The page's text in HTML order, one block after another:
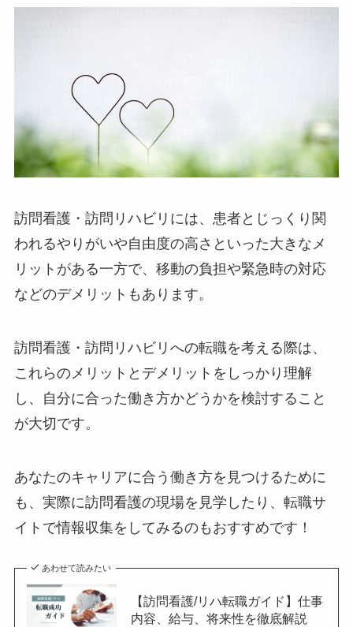
訪問看護・訪問リハビリには、患者とじっくり関
われるやりがいや自由度の高さといった大きなメ
リットがある一方で、移動の負担や緊急時の対応
などのデメリットもあります。
訪問看護・訪問リハビリへの転職を考える際は、
これらのメリットとデメリットをしっかり理解
し、自分に合った働き方かどうかを検討すること
が大切です。
あなたのキャリアに合う働き方を見つけるために
も、実際に訪問看護の現場を見学したり、転職サ
イトで情報収集をしてみるのもおすすめです！
あわせて読みたい
【訪問看護/リハ転職ガイド】仕事
内容、給与、将来性を徹底解説